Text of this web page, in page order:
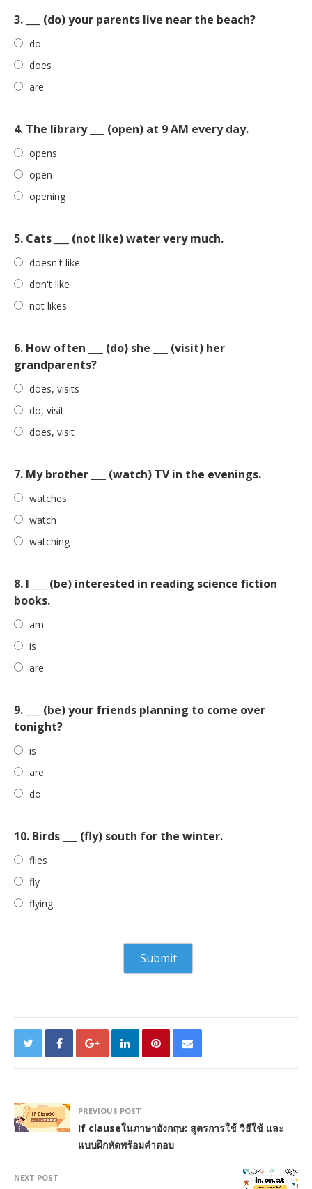
3. ___ (do) your parents live near the beach?
do
does
are
4. The library ___ (open) at 9 AM every day.
opens
open
opening
5. Cats ___ (not like) water very much.
doesn't like
don't like
not likes
6. How often ___ (do) she ___ (visit) her
grandparents?
does, visits
do, visit
does, visit
7. My brother ___ (watch) TV in the evenings.
watches
watch
watching
8. I ___ (be) interested in reading science fiction
books.
am
is
are
9. ___ (be) your friends planning to come over
tonight?
is
are
do
10. Birds ___ (fly) south for the winter.
flies
fly
flying
PREVIOUS POST
If clauseในภาษาอังกฤษ: สูตรการใช้ วิธีใช้ และ
แบบฝึกหัดพร้อมคำตอบ
NEXT POST